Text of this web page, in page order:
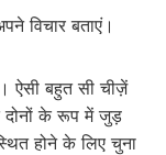
विचार बताएं।
ऐसी बहुत सी चीज़ें
दोनों के रूप में जुड़
होने के लिए चुना